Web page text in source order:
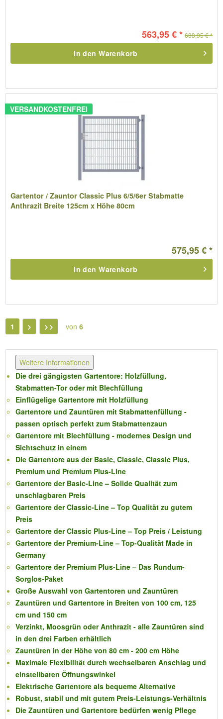
563,95 € * 633,95 € *
In den Warenkorb
VERSANDKOSTENFREI
Gartentor / Zauntor Classic Plus 6/5/6er Stabmatte
Anthrazit Breite 125cm x Höhe 80cm
575,95 € *
In den Warenkorb
1 von 6
Weitere Informationen
Die drei gängigsten Gartentore: Holzfüllung,
Stabmatten-Tor oder mit Blechfüllung
Einflügelige Gartentore mit Holzfüllung
Gartentore und Zauntüren mit Stabmattenfüllung -
passen optisch perfekt zum Stabmattenzaun
Gartentore mit Blechfüllung - modernes Design und
Sichtschutz in einem
Die Gartentore aus der Basic, Classic, Classic Plus,
Premium und Premium Plus-Line
Gartentore der Basic-Line – Solide Qualität zum
unschlagbaren Preis
Gartentore der Classic-Line – Top Qualität zu gutem
Preis
Gartentore der Classic Plus-Line – Top Preis / Leistung
Gartentore der Premium-Line – Top-Qualität Made in
Germany
Gartentore der Premium Plus-Line – Das Rundum-
Sorglos-Paket
Große Auswahl von Gartentoren und Zauntüren
Zauntüren und Gartentore in Breiten von 100 cm, 125
cm und 150 cm
Verzinkt, Moosgrün oder Anthrazit - alle Zauntüren sind
in den drei Farben erhältlich
Zauntüren in der Höhe von 80 cm - 200 cm Höhe
Maximale Flexibilität durch wechselbaren Anschlag und
einstellbaren Öffnungswinkel
Elektrische Gartentore als bequeme Alternative
Robust, stabil und mit gutem Preis-Leistungs-Verhältnis
Die Zauntüren und Gartentore bedürfen wenig Pflege